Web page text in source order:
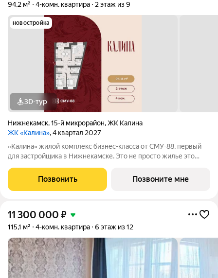
94,2 м²
4-комн. квартира 2 этаж из 9
новостройка
3D-тур
Нижнекамск,15-й микрорайон,ЖК Калина
ЖК «Калина», 4 квартал 2027
«Калина» жилой комплекс бизнес-класса от СМУ-88, первый
для застройщика в Нижнекамске. Это не просто жилье это
сделать ее ярче и насыщеннее. Мы приглашаем вас выйти за
рамки привычного вместе с ЖК
Позвонить Позвоните мне
11 300 000 ₽
115,1 м² 4-комн. квартира 6 этаж из 12